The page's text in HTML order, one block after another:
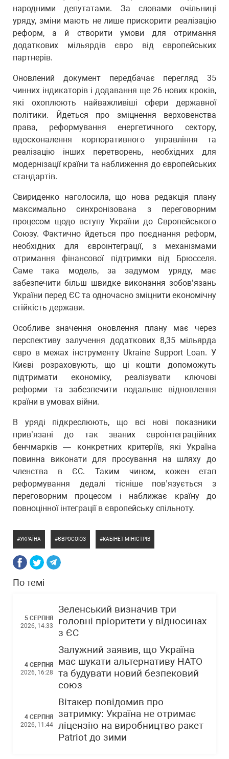
народними депутатами. За словами очільниці
уряду, зміни мають не лише прискорити реалізацію
реформ, а й створити умови для отримання
додаткових мільярдів євро від європейських
партнерів.
Оновлений документ передбачає перегляд 35
чинних індикаторів і додавання ще 26 нових кроків,
які охоплюють найважливіші сфери державної
політики. Йдеться про зміцнення верховенства
права, реформування енергетичного сектору,
вдосконалення корпоративного управління та
реалізацію інших перетворень, необхідних для
модернізації країни та наближення до європейських
стандартів.
Свириденко наголосила, що нова редакція плану
максимально синхронізована з переговорним
процесом щодо вступу України до Європейського
Союзу. Фактично йдеться про поєднання реформ,
необхідних для євроінтеграції, з механізмами
отримання фінансової підтримки від Брюсселя.
Саме така модель, за задумом уряду, має
забезпечити більш швидке виконання зобов’язань
України перед ЄС та одночасно зміцнити економічну
стійкість держави.
Особливе значення оновлення плану має через
перспективу залучення додаткових 8,35 мільярда
євро в межах інструменту Ukraine Support Loan. У
Києві розраховують, що ці кошти допоможуть
підтримати економіку, реалізувати ключові
реформи та забезпечити подальше відновлення
країни в умовах війни.
В уряді підкреслюють, що всі нові показники
прив’язані до так званих євроінтеграційних
бенчмарків — конкретних критеріїв, які Україна
повинна виконати для просування на шляху до
членства в ЄС. Таким чином, кожен етап
реформування дедалі тісніше пов’язується з
переговорним процесом і наближає країну до
повноцінної інтеграції в європейську спільноту.
УКРАЇНА ЄВРОСОЮЗ КАБІНЕТ МІНІСТРІВ
По темі
5 СЕРПНЯ
2026, 14:33
Зеленський визначив три
головні пріоритети у відносинах
з ЄС
4 СЕРПНЯ
2026, 16:28
Залужний заявив, що Україна
має шукати альтернативу НАТО
та будувати новий безпековий
союз
4 СЕРПНЯ
2026, 11:44
Вітакер повідомив про
затримку: Україна не отримає
ліцензію на виробництво ракет
Patriot до зими